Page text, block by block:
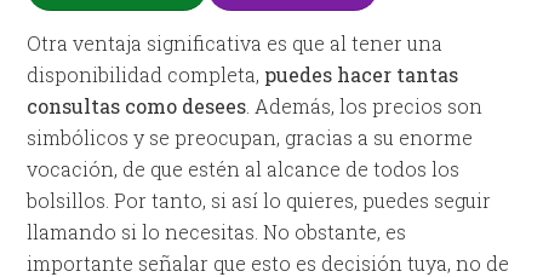
Otra ventaja significativa es que al tener una
disponibilidad completa, puedes hacer tantas
consultas como desees . Además, los precios son
simbólicos y se preocupan, gracias a su enorme
vocación, de que estén al alcance de todos los
bolsillos. Por tanto, si así lo quieres, puedes seguir
llamando si lo necesitas. No obstante, es
importante señalar que esto es decisión tuya, no de